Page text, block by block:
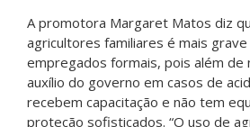
A promotora Margaret Matos diz
agricultores familiares é mais
empregados formais, pois além de
auxílio do governo em casos de
recebem capacitação e não tem
proteção sofisticados. “O uso de